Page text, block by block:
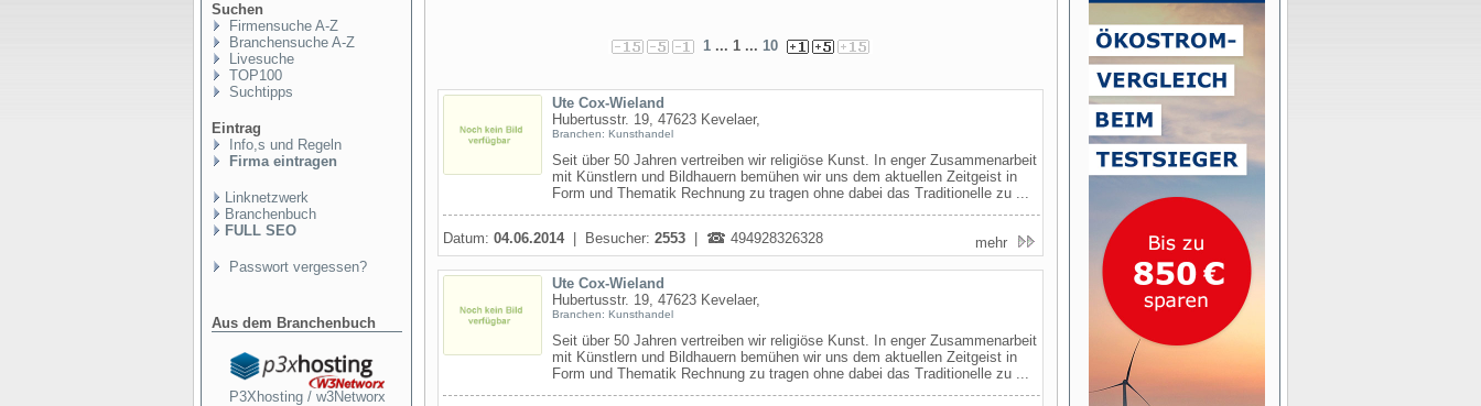
Suchen
Firmensuche A-Z
Branchensuche A-Z
Livesuche
TOP100
Suchtipps
Eintrag
Info,s und Regeln
Firma eintragen
Linknetzwerk
Branchenbuch
FULL SEO
Passwort vergessen?
Aus dem Branchenbuch
P3Xhosting / w3Networx
1 ... 1 ... 10
Ute Cox-Wieland
Hubertusstr. 19, 47623 Kevelaer,
Branchen: Kunsthandel
Seit über 50 Jahren vertreiben wir religiöse Kunst. In enger Zusammenarbeit
mit Künstlern und Bildhauern bemühen wir uns dem aktuellen Zeitgeist in
Form und Thematik Rechnung zu tragen ohne dabei das Traditionelle zu ...
Datum: 04.06.2014| Besucher: 2553 494928326328 mehr
Ute Cox-Wieland
Hubertusstr. 19, 47623 Kevelaer,
Branchen: Kunsthandel
Seit über 50 Jahren vertreiben wir religiöse Kunst. In enger Zusammenarbeit
mit Künstlern und Bildhauern bemühen wir uns dem aktuellen Zeitgeist in
Form und Thematik Rechnung zu tragen ohne dabei das Traditionelle zu ...